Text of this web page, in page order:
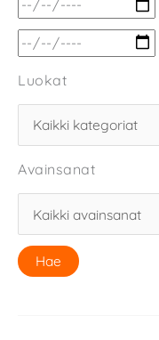
Luokat
Avainsanat